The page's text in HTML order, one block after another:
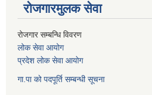
रोजगारमुलक सेवा
रोजगार सम्बन्धि विवरण
लोक सेवा आयोग
प्रदेश लोक सेवा आयोग
गा.पा को पदपूर्ति सम्बन्धी सूचना